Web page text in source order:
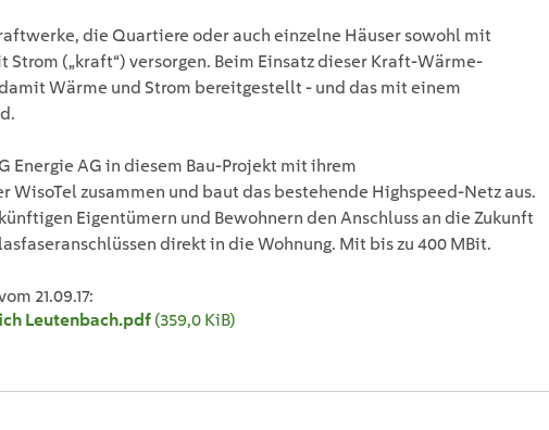
die Quartiere oder auch einzelne Häuser sowohl mit
Strom („kraft“) versorgen. Beim Einsatz dieser Kraft-Wärme-
Wärme und Strom bereitgestellt - und das mit einem
Energie AG in diesem Bau-Projekt mit ihrem
zusammen und baut das bestehende Highspeed-Netz aus.
Eigentümern und Bewohnern den Anschluss an die Zukunft
direkt in die Wohnung. Mit bis zu 400 MBit.
21.09.17:
Leutenbach.pdf (359,0 KiB)